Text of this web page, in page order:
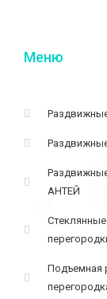
Меню
АНТЕЙ
Подъемная